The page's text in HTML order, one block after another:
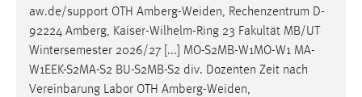
aw.de/support OTH Amberg-Weiden, Rechenzentrum D-
92224 Amberg, Kaiser-Wilhelm-Ring 23 Fakultät MB/UT
Wintersemester 2026/27 [...] MO-S2MB-W1MO-W1 MA-
W1EEK-S2MA-S2 BU-S2MB-S2 div. Dozenten Zeit nach
Vereinbarung Labor OTH Amberg-Weiden,
STATISTIK
Statistik Cookies erfassen Informationen anonym.
Diese Informationen helfen uns zu verstehen, wie